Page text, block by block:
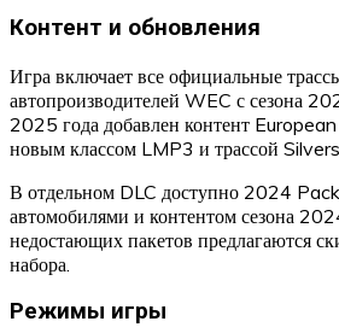
Контент и обновления
Игра включает все официальные
автопроизводителей WEC с сезона
2025 года добавлен контент
новым классом LMP3 и трассой
В отдельном DLC доступно 2024
автомобилями и контентом сезона
недостающих пакетов предлагаются
набора.
Режимы игры